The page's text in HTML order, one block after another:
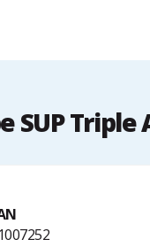
SUP Triple